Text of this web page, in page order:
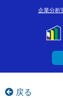
企業分析
戻る